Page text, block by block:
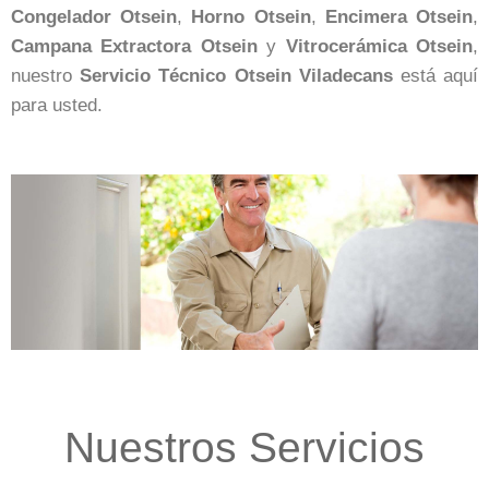
Congelador Otsein, Horno Otsein, Encimera Otsein,
Campana Extractora Otseiny Vitrocerámica Otsein,
nuestroServicio Técnico Otsein Viladecansestá aquí
para usted.
Nuestros Servicios